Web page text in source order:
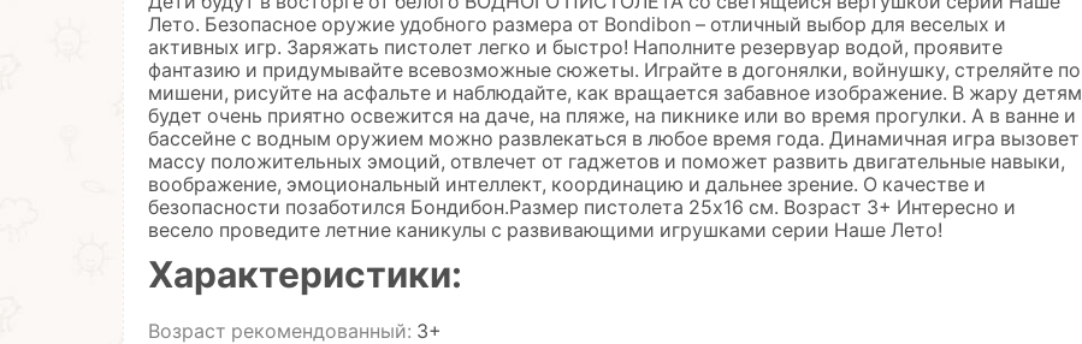
Лето. Безопасное оружие удобного размера от Bondibon – отличный выбор для веселых и
активных игр. Заряжать пистолет легко и быстро! Наполните резервуар водой, проявите
фантазию и придумывайте всевозможные сюжеты. Играйте в догонялки, войнушку, стреляйте по
мишени, рисуйте на асфальте и наблюдайте, как вращается забавное изображение. В жару детям
будет очень приятно освежится на даче, на пляже, на пикнике или во время прогулки. А в ванне и
бассейне с водным оружием можно развлекаться в любое время года. Динамичная игра вызовет
массу положительных эмоций, отвлечет от гаджетов и поможет развить двигательные навыки,
воображение, эмоциональный интеллект, координацию и дальнее зрение. О качестве и
безопасности позаботился Бондибон.Размер пистолета 25х16 см. Возраст 3+ Интересно и
весело проведите летние каникулы с развивающими игрушками серии Наше Лето!
Характеристики:
Возраст рекомендованный: 3+